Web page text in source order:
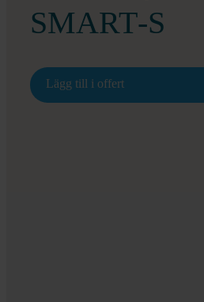
SMART‑S
Lägg till i offert